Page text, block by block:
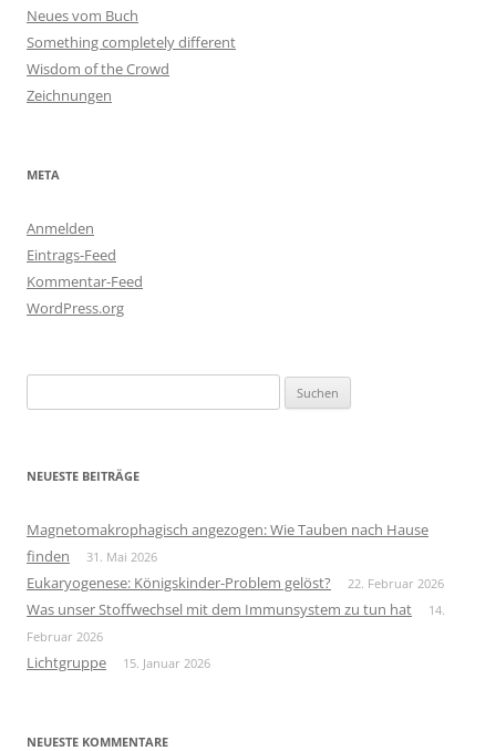
Neues vom Buch
Something completely different
Wisdom of the Crowd
Zeichnungen
META
Anmelden
Eintrags-Feed
Kommentar-Feed
WordPress.org
nach:
NEUESTE BEITRÄGE
Magnetomakrophagisch angezogen: Wie Tauben nach Hause
finden
31. Mai 2026
Eukaryogenese: Königskinder-Problem gelöst? 22. Februar 2026
Was unser Stoffwechsel mit dem Immunsystem zu tun hat
14.
Februar 2026
Lichtgruppe 15. Januar 2026
NEUESTE KOMMENTARE